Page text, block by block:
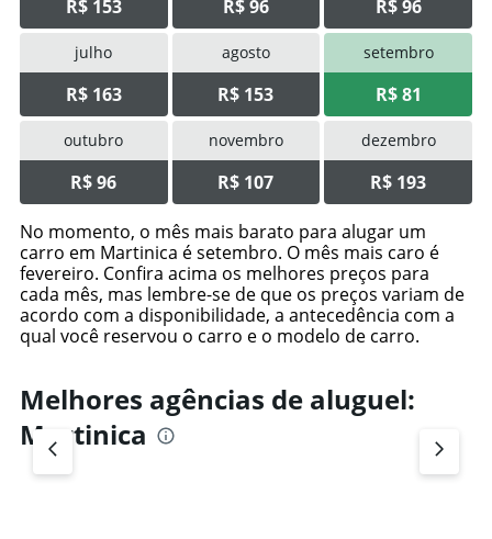
R$ 153 R$ 96 R$ 96
julho
R$ 163
agosto
R$ 153
setembro
R$ 81
outubro
R$ 96
novembro
R$ 107
dezembro
R$ 193
No momento, o mês mais barato para alugar um
carro em Martinica é setembro. O mês mais caro é
fevereiro. Confira acima os melhores preços para
cada mês, mas lembre-se de que os preços variam de
acordo com a disponibilidade, a antecedência com a
qual você reservou o carro e o modelo de carro.
Melhores agências de aluguel:
Martinica